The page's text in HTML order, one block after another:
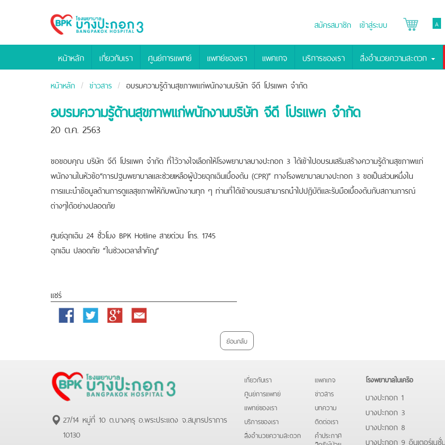
Bangpakok
Hospital
สมัครสมาชิก เข้าสู่ระบบ A
หน้าหลัก เกี่ยวกับเรา ศูนย์การแพทย์ แพทย์ของเรา แพคเกจ บริการของเรา สิ่งอำนวยความสะดวก
หน้าหลัก ข่าวสาร อบรมความรู้ด้านสุขภาพแก่พนักงานบริษัท จีดี โปรแพค จำกัด
อบรมความรู้ด้านสุขภาพแก่พนักงานบริษัท จีดี โปรแพค จำกัด
20 ต.ค. 2563
ขอขอบคุณ บริษัท จีดี โปรแพค จำกัด ที่ไว้วางใจเลือกให้โรงพยาบาลบางปะกอก 3 ได้เข้าไปอบรมเสริมสร้างความรู้ด้านสุขภาพแก่
พนักงานในหัวข้อ“การปฐมพยาบาลและช่วยเหลือผู้ป่วยฉุกเฉินเบื้องต้น (CPR)” ทางโรงพยาบาลบางปะกอก 3 ขอเป็นส่วนหนึ่งใน
การแนะนำข้อมูลด้านการดูแลสุขภาพให้กับพนักงานทุก ๆ ท่านที่ได้เข้าอบรมสามารถนำไปปฎิบัติและรับมือเบื้องต้นกับสถานการณ์
ต่างๆได้อย่างปลอดภัย
ศูนย์ฉุกเฉิน 24 ชั่วโมง BPK Hotline สายด่วน โทร. 1745
ฉุกเฉิน ปลอดภัย “ในช่วงเวลาสำคัญ”
แชร์
Facebook Twitter
Google
Email
ย้อนกลับ
27/14 หมู่ที่ 10 ต.บางครุ อ.พระประแดง จ.สมุทรปราการ
10130
เกี่ยวกับเรา
ศูนย์การแพทย์
แพทย์ของเรา
บริการของเรา
สิ่งอำนวยความสะดวก
แพคเกจ
ข่าวสาร
บทความ
ติดต่อเรา
คําประกาศ
โรงพยาบาลในเครือ
บางปะกอก 1
บางปะกอก 3
บางปะกอก 8
บางปะกอก 9 อินเตอร์เนชั่